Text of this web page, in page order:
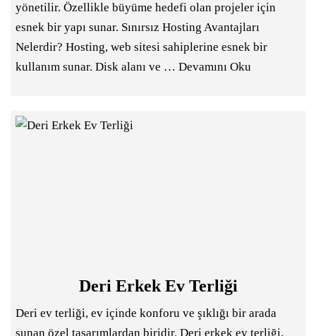
yönetilir. Özellikle büyüme hedefi olan projeler için
esnek bir yapı sunar. Sınırsız Hosting Avantajları
Nelerdir? Hosting, web sitesi sahiplerine esnek bir
kullanım sunar. Disk alanı ve … Devamını Oku
Deri Erkek Ev Terliği
Deri ev terliği, ev içinde konforu ve şıklığı bir arada
sunan özel tasarımlardan biridir. Deri erkek ev terliği,